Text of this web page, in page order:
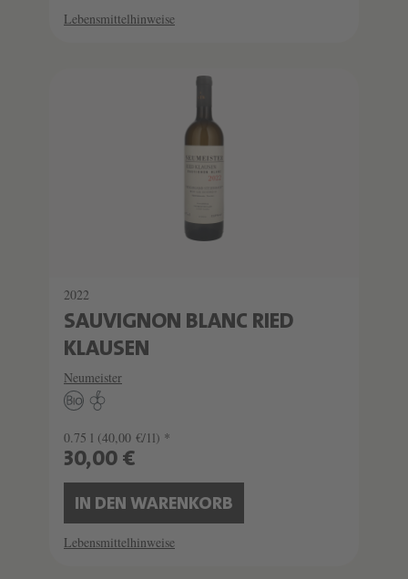
Lebensmittelhinweise
2022
SAUVIGNON BLANC RIED
KLAUSEN
Neumeister
0.75 l (40,00 €/1l) *
30,00 €
IN DEN WARENKORB
Lebensmittelhinweise